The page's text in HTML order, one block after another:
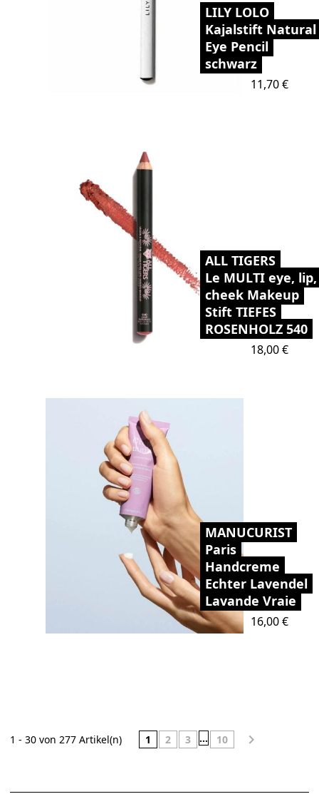
LILY LOLO
Kajalstift Natural
Eye Pencil
schwarz
Preis
11,70 €
ALL TIGERS
Le MULTI eye, lip,
cheek Makeup
Stift TIEFES
ROSENHOLZ 540
Preis
18,00 €
MANUCURIST
Paris
Handcreme
Echter Lavendel
Lavande Vraie
Preis
16,00 €
1 - 30 von 277 Artikel(n) 1 2 3 … 10 